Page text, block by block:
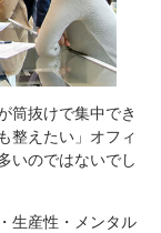
筒抜けで集中でき
整えたい」オフィ
いのではないでし
生産性・メンタル